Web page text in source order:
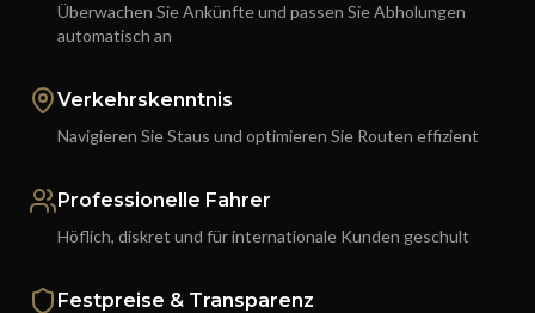
Überwachen Sie Ankünfte und passen Sie Abholungen
automatisch an
Verkehrskenntnis
Navigieren Sie Staus und optimieren Sie Routen effizient
Professionelle Fahrer
Höflich, diskret und für internationale Kunden geschult
Festpreise & Transparenz